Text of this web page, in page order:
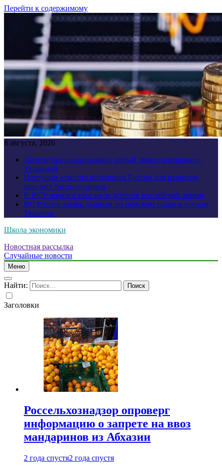
Перейти к содержимому
8 августа, 2026
Лантратова анонсировала новый обмен пленными с
Украиной
Патрушев отметил потенциал России для развития
морских беспилотников
В ВСУ начался хаос из-за успехов российской армии
ВС России вновь ударили по морским судам и портам
Украины
Школа экономики
Новостная рассылка
Случайные новости
Меню
Найти:
Заголовки
Россельхознадзор опроверг
информацию о запрете на ввоз
мандаринов из Абхазии
2 года спустя2 года спустя